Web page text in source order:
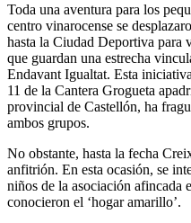
Toda una aventura para los
centro vinarocense se
hasta la Ciudad Deportiva
que guardan una estrecha
Endavant Igualtat. Esta
11 de la Cantera Grogueta
provincial de Castellón, ha
ambos grupos.
No obstante, hasta la fecha
anfitrión. En esta ocasión, se
niños de la asociación afincada
conocieron el ‘hogar amarillo’.